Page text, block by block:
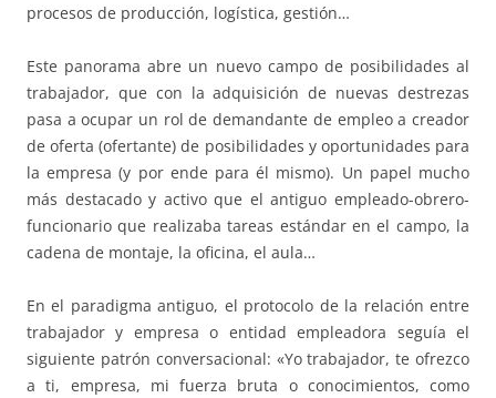
procesos de producción, logística, gestión…
Este panorama abre un nuevo campo de posibilidades al
trabajador, que con la adquisición de nuevas destrezas
pasa a ocupar un rol de demandante de empleo a creador
de oferta (ofertante) de posibilidades y oportunidades para
la empresa (y por ende para él mismo). Un papel mucho
más destacado y activo que el antiguo empleado-obrero-
funcionario que realizaba tareas estándar en el campo, la
cadena de montaje, la oficina, el aula…
En el paradigma antiguo, el protocolo de la relación entre
trabajador y empresa o entidad empleadora seguía el
siguiente patrón conversacional: «Yo trabajador, te ofrezco
a ti, empresa, mi fuerza bruta o conocimientos, como